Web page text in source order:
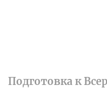
Подготовка к